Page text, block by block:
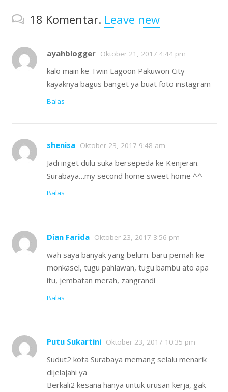
18 Komentar. Leave new
ayahblogger Oktober 21, 2017 4:44 pm
kalo main ke Twin Lagoon Pakuwon City
kayaknya bagus banget ya buat foto instagram
Balas
shenisa Oktober 23, 2017 9:48 am
Jadi inget dulu suka bersepeda ke Kenjeran.
Surabaya…my second home sweet home ^^
Balas
Dian Farida Oktober 23, 2017 3:56 pm
wah saya banyak yang belum. baru pernah ke
monkasel, tugu pahlawan, tugu bambu ato apa
itu, jembatan merah, zangrandi
Balas
Putu Sukartini Oktober 23, 2017 10:35 pm
Sudut2 kota Surabaya memang selalu menarik
dijelajahi ya
Berkali2 kesana hanya untuk urusan kerja, gak